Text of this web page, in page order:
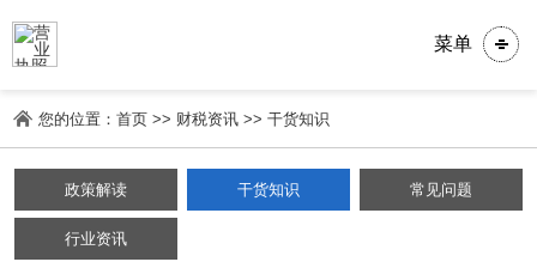
菜单
您的位置：首页 >> 财税资讯 >>干货知识
政策解读 干货知识 常见问题
行业资讯